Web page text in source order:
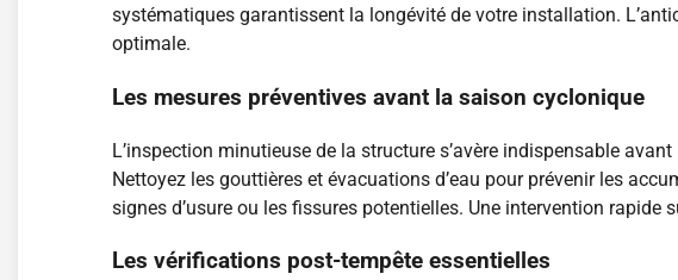
systématiques garantissent la longévité de votre installation.
optimale.
Les mesures préventives avant la saison cyclonique
L’inspection minutieuse de la structure s’avère indispensable
Nettoyez les gouttières et évacuations d’eau pour prévenir les
signes d’usure ou les fissures potentielles. Une intervention
Les vérifications post-tempête essentielles